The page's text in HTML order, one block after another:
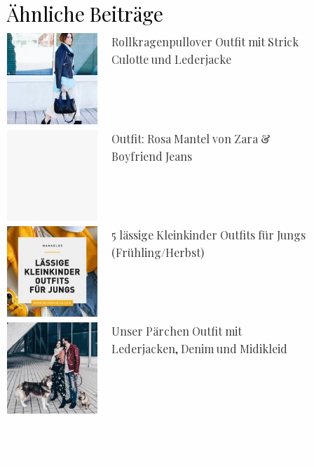
Ähnliche Beiträge
Rollkragenpullover Outfit mit Strick
Culotte und Lederjacke
Outfit: Rosa Mantel von Zara &
Boyfriend Jeans
5 lässige Kleinkinder Outfits für Jungs
(Frühling/Herbst)
Unser Pärchen Outfit mit
Lederjacken, Denim und Midikleid